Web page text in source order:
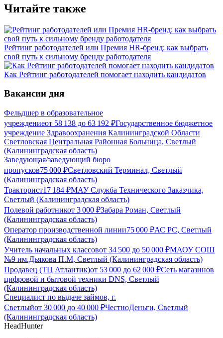
Читайте также
Рейтинг работодателей или Премия HR-бренд: как выбрать
свой путь к сильному бренду работодателя
Как Рейтинг работодателей помогает находить кандидатов
Вакансии дня
Фельдшер в образовательное
учреждениеот 58 138 до 63 192 ₽Государственное бюджетное
учреждение Здравоохранения Калининградской Области
Светловская Центральная Районная Больница, Светлый
(Калининградская область)
Заведующая/заведующий бюро
пропусков75 000 ₽Светловский Терминал, Светлый
(Калининградская область)
Тракторист17 184 ₽МАУ Служба Технического Заказчика,
Светлый (Калининградская область)
Полевой работникот 3 000 ₽Забара Роман, Светлый
(Калининградская область)
Оператор производственной линии75 000 ₽АС РС, Светлый
(Калининградская область)
Учитель начальных классовот 34 500 до 50 000 ₽МАОУ СОШ
№9 им.Дьякова П.М, Светлый (Калининградская область)
Продавец (ТЦ Атлантик)от 53 000 до 62 000 ₽Сеть магазинов
цифровой и бытовой техники DNS, Светлый
(Калининградская область)
Специалист по выдаче займов, г.
Светлыйот 30 000 до 40 000 ₽ЧестноДеньги, Светлый
(Калининградская область)
HeadHunter